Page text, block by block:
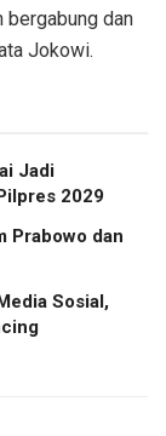
bergabung dan
Jokowi.
Jadi
2029
Prabowo dan
Sosial,